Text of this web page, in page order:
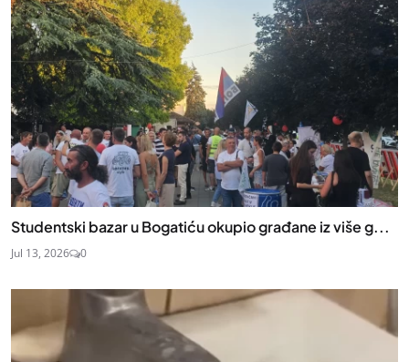
Studentski bazar u Bogatiću okupio građane iz više g...
Jul 13, 2026 0